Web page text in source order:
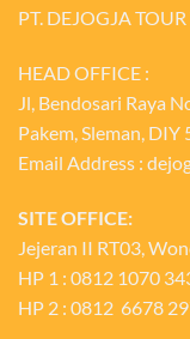
PT. DEJOGJA
HEAD OFFICE :
Jl, Bendosari Raya
Pakem, Sleman, DIY
Email Address :
SITE OFFICE:
Jejeran II RT03,
HP 1 : 0812 1070
HP 2 : 0812 6678